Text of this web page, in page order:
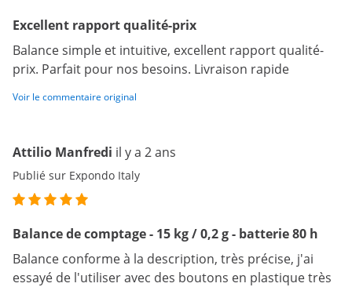
Excellent rapport qualité-prix
Balance simple et intuitive, excellent rapport qualité-
prix. Parfait pour nos besoins. Livraison rapide
Voir le commentaire original
Attilio Manfredi il y a 2 ans
Publié sur Expondo Italy
Balance de comptage - 15 kg / 0,2 g - batterie 80 h
Balance conforme à la description, très précise, j'ai
essayé de l'utiliser avec des boutons en plastique très